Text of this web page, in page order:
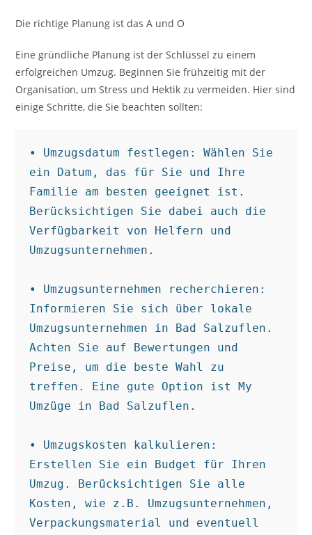
Die richtige Planung ist das A und O
Eine gründliche Planung ist der Schlüssel zu einem
erfolgreichen Umzug. Beginnen Sie frühzeitig mit der
Organisation, um Stress und Hektik zu vermeiden. Hier sind
einige Schritte, die Sie beachten sollten:
• Umzugsdatum festlegen: Wählen Sie
ein Datum, das für Sie und Ihre
Familie am besten geeignet ist.
Berücksichtigen Sie dabei auch die
Verfügbarkeit von Helfern und
Umzugsunternehmen.
• Umzugsunternehmen recherchieren:
Informieren Sie sich über lokale
Umzugsunternehmen in Bad Salzuflen.
Achten Sie auf Bewertungen und
Preise, um die beste Wahl zu
treffen. Eine gute Option ist My
Umzüge in Bad Salzuflen.
• Umzugskosten kalkulieren:
Erstellen Sie ein Budget für Ihren
Umzug. Berücksichtigen Sie alle
Kosten, wie z.B. Umzugsunternehmen,
Verpackungsmaterial und eventuell